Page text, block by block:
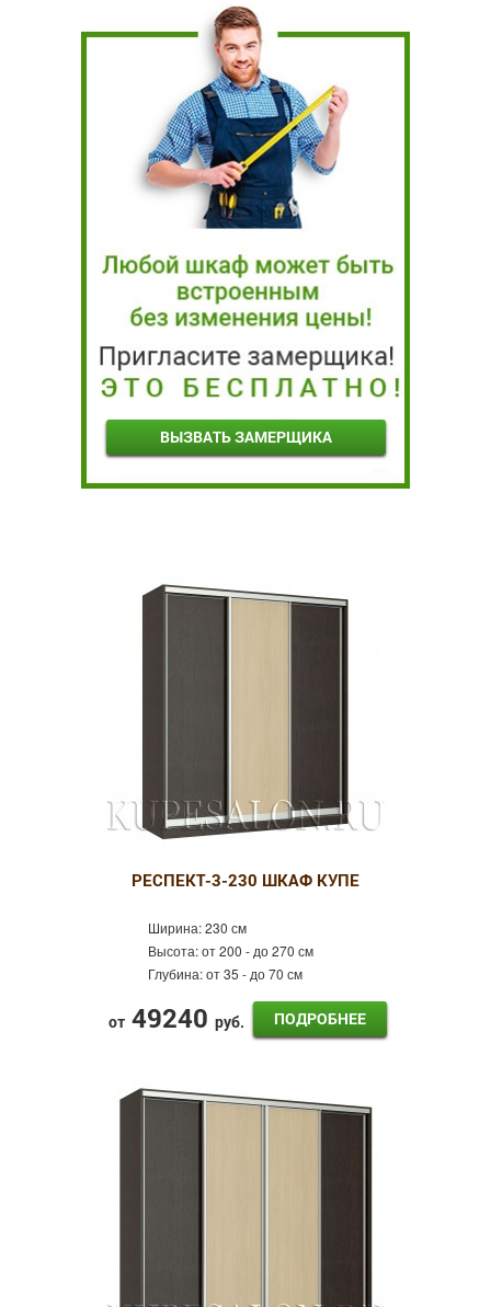
ВЫЗВАТЬ ЗАМЕРЩИКА
РЕСПЕКТ-3-230 ШКАФ КУПЕ
Ширина:230 см
Высота:от 200 - до 270 см
Глубина:от 35 - до 70 см
от 49240 руб. ПОДРОБНЕЕ